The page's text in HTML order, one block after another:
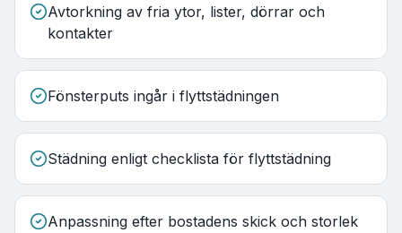
Avtorkning av fria ytor, lister, dörrar och
kontakter
Fönsterputs ingår i flyttstädningen
Städning enligt checklista för flyttstädning
Anpassning efter bostadens skick och storlek